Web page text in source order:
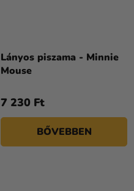
Lányos piszama - Minnie
Mouse
7 230 Ft
BŐVEBBEN